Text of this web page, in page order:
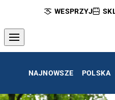
WESPRZYJ
NAJNOWSZE POLSKA